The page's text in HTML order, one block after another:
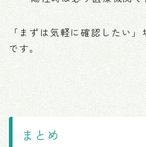
「まずは気軽に確認したい
です。
まとめ